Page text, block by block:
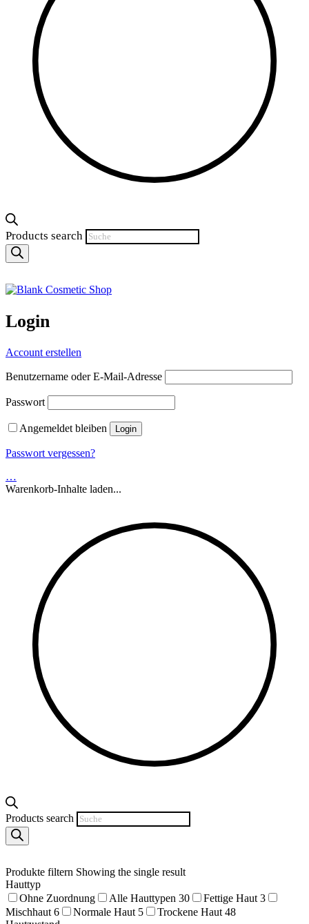
Products search
Login
Account erstellen
Benutzername oder E-Mail-Adresse
Passwort
Angemeldet bleiben
Passwort vergessen?
…
Warenkorb-Inhalte laden...
Products search
Produkte filtern Showing the single result
Hauttyp
Ohne Zuordnung
Alle Hauttypen 30 Fettige Haut 3
Mischhaut 6 Normale Haut 5 Trockene Haut 48